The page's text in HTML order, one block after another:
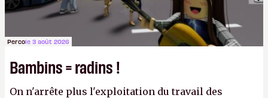
Percole 3 août 2026
Bambins = radins !
On n'arrête plus l'exploitation du travail des